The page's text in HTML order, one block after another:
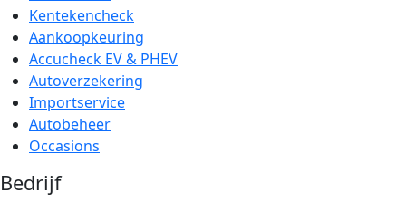
Kentekencheck
Aankoopkeuring
Accucheck EV & PHEV
Autoverzekering
Importservice
Autobeheer
Occasions
Bedrijf